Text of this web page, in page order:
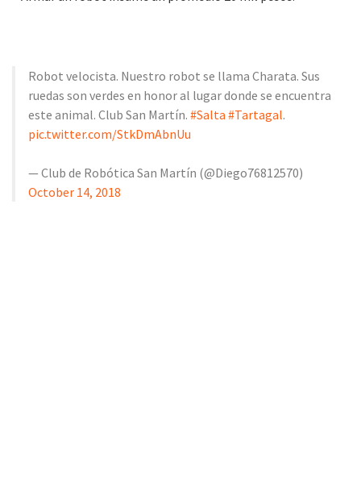
Robot velocista. Nuestro robot se llama Charata. Sus
ruedas son verdes en honor al lugar donde se encuentra
este animal. Club San Martín. #Salta #Tartagal.
pic.twitter.com/StkDmAbnUu
— Club de Robótica San Martín (@Diego76812570)
October 14, 2018